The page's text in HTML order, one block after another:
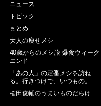
ニュース
トピック
まとめ
大人の痩せメシ
40歳からのメシ旅 爆食ウィーク
エンド
「あの人」の定番メシを訪ね
る。行きつけで、いつもの。
稲田俊輔のうまいものだらけ